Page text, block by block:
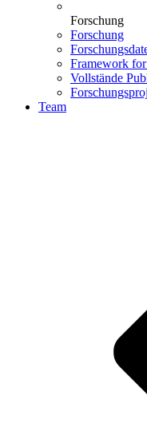
Forschung
Forschung
Framework
Vollstände
Team